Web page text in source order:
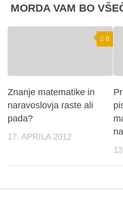
MORDA VAM BO
0
Znanje matematike in
naravoslovja raste ali
pada?
17. APRILA 2012